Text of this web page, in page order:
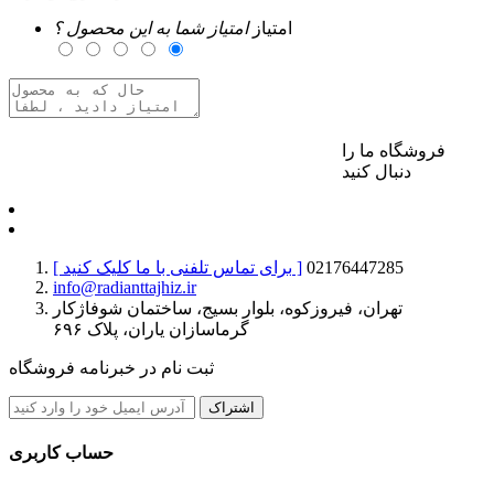
امتیازامتیاز شما به این محصول ؟
فروشگاه ما را
دنبال کنید
[ برای تماس تلفنی با ما کلیک کنید ] 02176447285
info@radianttajhiz.ir
تهران، فیروزکوه، بلوار بسیج، ساختمان شوفاژکار
گرماسازان یاران، پلاک ۶۹۶
ثبت نام در خبرنامه فروشگاه
اشتراک
حساب کاربری